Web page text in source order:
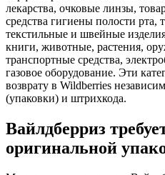
лекарства, очковые линзы,
средства гигиены полости рта,
текстильные и швейные
книги, животные, растения,
транспортные средства,
газовое оборудование. Эти
возврату в Wildberries
(упаковки) и штрихкода.
Вайлдберриз
оригинальной